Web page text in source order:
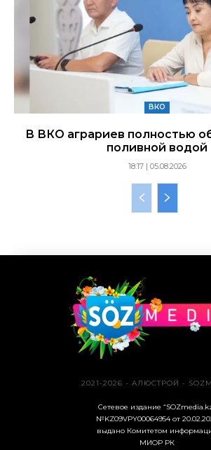
ВКО
В ВКО аграриев полностью
поливной водой
18:17 | 05.08.2026
2021-2026 - АЛЮСТРОЙ -
Сетевое издание
№KZ09VPY00064954 от
выдано Комитетом
МИОР РК